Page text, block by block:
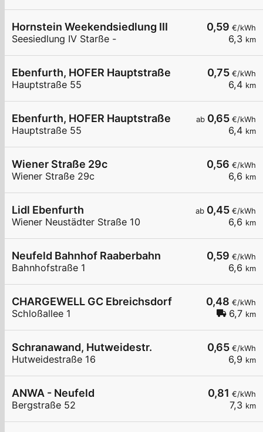
0,59 €/kWh
6,3 km
Hornstein Weekendsiedlung III
Seesiedlung IV Starße -
0,75 €/kWh
6,4 km
Ebenfurth, HOFER Hauptstraße
Hauptstraße 55
ab 0,65 €/kWh
6,4 km
Ebenfurth, HOFER Hauptstraße
Hauptstraße 55
0,56 €/kWh
6,6 km
Wiener Straße 29c
Wiener Straße 29c
ab 0,45 €/kWh
6,6 km
Lidl Ebenfurth
Wiener Neustädter Straße 10
0,59 €/kWh
6,6 km
Neufeld Bahnhof Raaberbahn
Bahnhofstraße 1
0,48 €/kWh
6,7 km
CHARGEWELL GC Ebreichsdorf
Schloßallee 1
0,65 €/kWh
6,9 km
Schranawand, Hutweidestr.
Hutweidestraße 16
0,81 €/kWh
7,3 km
ANWA - Neufeld
Bergstraße 52